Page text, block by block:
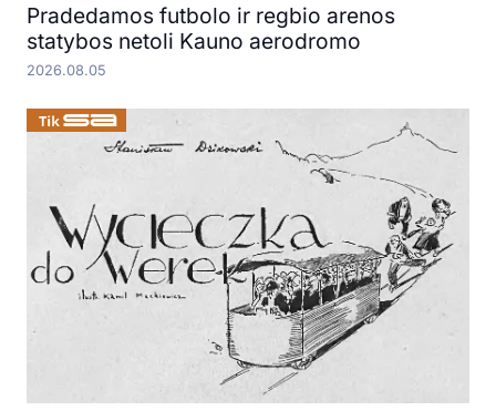
Pradedamos futbolo ir regbio arenos
statybos netoli Kauno aerodromo
2026.08.05